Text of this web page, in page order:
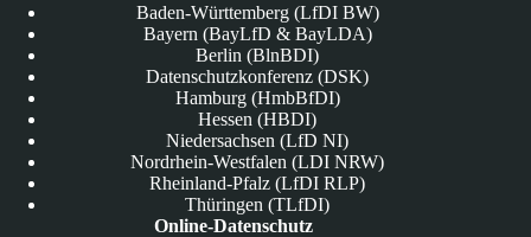
Baden-Württemberg (LfDI BW)
Bayern (BayLfD & BayLDA)
Berlin (BlnBDI)
Datenschutzkonferenz (DSK)
Hamburg (HmbBfDI)
Hessen (HBDI)
Niedersachsen (LfD NI)
Nordrhein-Westfalen (LDI NRW)
Rheinland-Pfalz (LfDI RLP)
Thüringen (TLfDI)
Online-Datenschutz